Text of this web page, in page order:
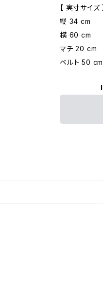
【 実寸サイズ 】
縦 34 cm
横 60 cm
マチ 20 cm
ベルト 50 cm